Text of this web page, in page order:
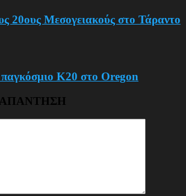
20ους Μεσογειακούς στο Τάραντο
Κ20 στο Oregon